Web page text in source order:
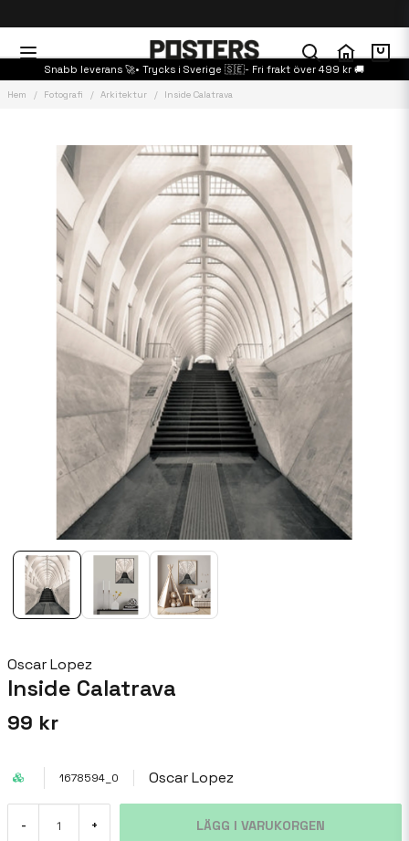
Snabb leverans 🚀• Trycks i Sverige 🇸🇪- Fri frakt över 499 kr 🚚
Hem Fotografi Arkitektur Inside Calatrava
Oscar Lopez
Inside Calatrava
99 kr
1678594_0 Oscar Lopez
- + LÄGG I VARUKORGEN